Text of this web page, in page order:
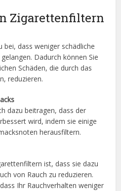
Zigarettenfiltern
dass weniger schädliche
Dadurch können Sie
Schäden, die durch das
reduzieren.
dazu beitragen, dass der
wird, indem sie einige
herausfiltern.
ist, dass sie dazu
von Rauch zu reduzieren.
Ihr Rauchverhalten weniger